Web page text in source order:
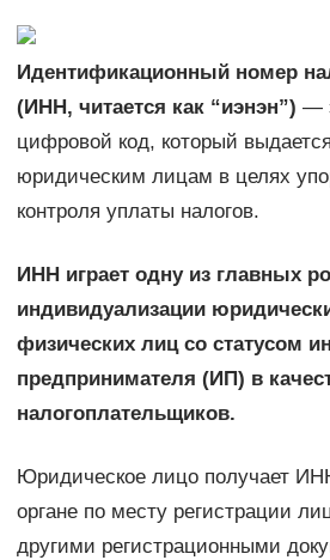
Идентификационный номер
(ИНН, читается как “иэнэн”) —
цифровой код, который
юридическим лицам в целях
контроля уплаты налогов.
ИНН играет одну из главных
индивидуализации
физических лиц со статусом
предпринимателя (ИП) в
налогоплательщиков.
Юридическое лицо получает
органе по месту регистрации
другими регистрационными